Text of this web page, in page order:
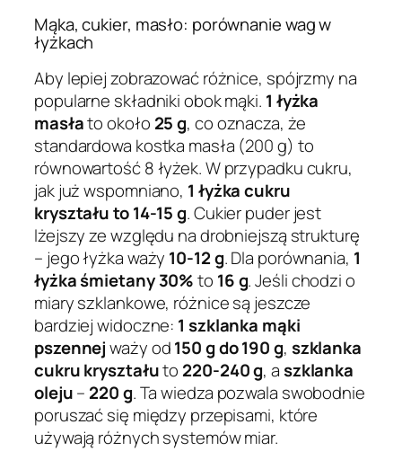
Mąka, cukier, masło: porównanie wag w
łyżkach
Aby lepiej zobrazować różnice, spójrzmy na
popularne składniki obok mąki. 1 łyżka
masłato około 25 g, co oznacza, że
standardowa kostka masła (200 g) to
równowartość 8 łyżek. W przypadku cukru,
jak już wspomniano, 1 łyżka cukru
kryształu to 14-15 g. Cukier puder jest
lżejszy ze względu na drobniejszą strukturę
– jego łyżka waży 10-12 g. Dla porównania, 1
łyżka śmietany 30%to 16 g. Jeśli chodzi o
miary szklankowe, różnice są jeszcze
bardziej widoczne: 1 szklanka mąki
pszennejważy od150 g do 190 g, szklanka
cukru kryształuto 220-240 g, aszklanka
oleju– 220 g. Ta wiedza pozwala swobodnie
poruszać się między przepisami, które
używają różnych systemów miar.